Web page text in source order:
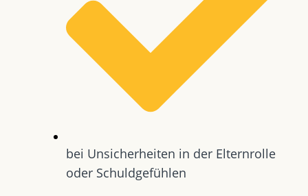
bei Unsicherheiten in der Elternrolle
oder Schuldgefühlen